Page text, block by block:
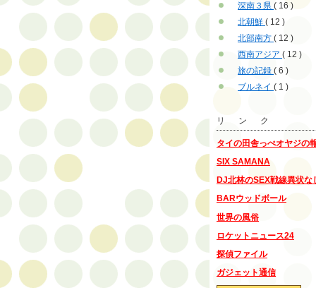
深南３県 ( 16 )
北朝鮮 ( 12 )
北部南方 ( 12 )
西南アジア ( 12 )
旅の記録 ( 6 )
ブルネイ ( 1 )
リ ン ク
タイの田舎っぺオヤジの
SIX SAMANA
DJ北林のSEX戦線異状な
BARウッドボール
世界の風俗
ロケットニュース24
探偵ファイル
ガジェット通信